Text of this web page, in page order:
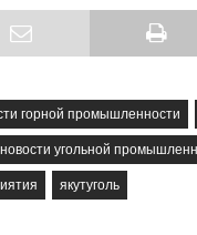
горной промышленности
новости угольной
якутуголь